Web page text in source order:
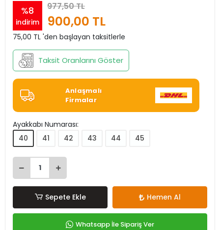
%8
indirim
977,50 TL
900,00 TL
75,00 TL 'den başlayan taksitlerle
Taksit Oranlarını Göster
Anlaşmalı
Firmalar
Ayakkabı Numarası:
40
41 42 43 44 45
Sepete Ekle Hemen Al
Whatsapp İle Sipariş Ver